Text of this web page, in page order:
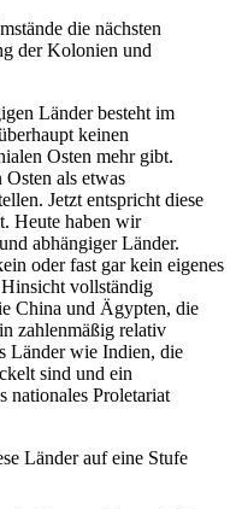
die nächsten
der Kolonien und
Länder besteht im
keinen
Osten mehr gibt.
als etwas
Jetzt entspricht diese
Heute haben wir
abhängiger Länder.
oder fast gar kein eigenes
vollständig
China und Ägypten, die
zahlenmäßig relativ
Länder wie Indien, die
sind und ein
nationales Proletariat
Länder auf eine Stufe